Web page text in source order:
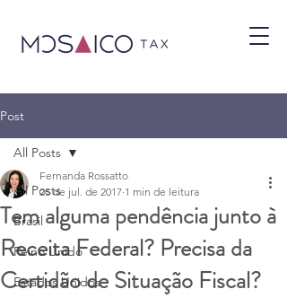
Post
All Posts
Brasil
Reino Unido
Estados Unidos
All Posts
Tem alguma pendência junto à
Receita Federal? Precisa da
Certidão de Situação Fiscal?
Fernanda Rossatto
25 de jul. de 2017 1 min de leitura